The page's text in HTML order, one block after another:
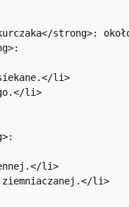
strong>:
li>
li>
li>
li>